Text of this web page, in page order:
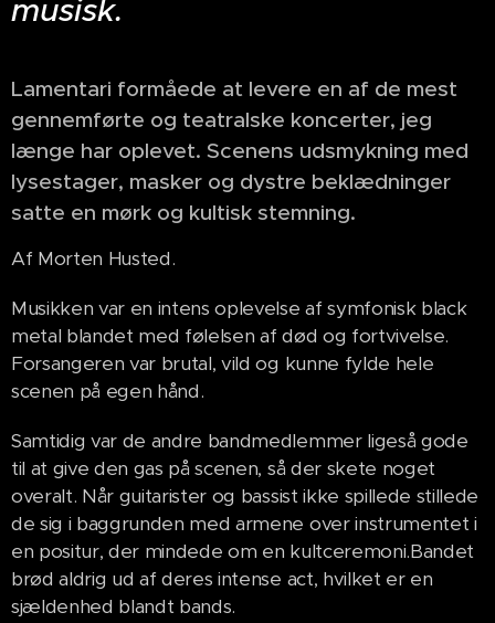
musisk.
Lamentari formåede at levere en af de mest
gennemførte og teatralske koncerter, jeg
længe har oplevet. Scenens udsmykning med
lysestager, masker og dystre beklædninger
satte en mørk og kultisk stemning.
Af Morten Husted.
Musikken var en intens oplevelse af symfonisk black
metal blandet med følelsen af død og fortvivelse.
Forsangeren var brutal, vild og kunne fylde hele
scenen på egen hånd.
Samtidig var de andre bandmedlemmer ligeså gode
til at give den gas på scenen, så der skete noget
overalt. Når guitarister og bassist ikke spillede stillede
de sig i baggrunden med armene over instrumentet i
en positur, der mindede om en kultceremoni.Bandet
brød aldrig ud af deres intense act, hvilket er en
sjældenhed blandt bands.